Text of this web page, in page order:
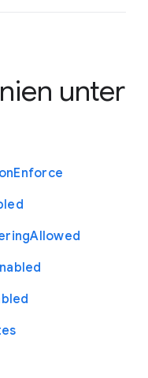
unter
Enforce
Allowed